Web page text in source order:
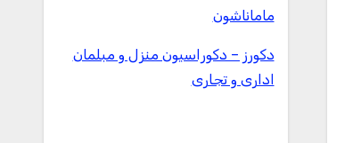
ماماناشون
دکورز – دکوراسیون منزل و مبلمان
اداری و تجاری